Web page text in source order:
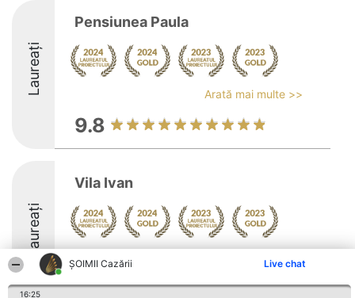
ȘOIMII Cazării Live chat
16:25
Laureați
Pensiunea Paula
Arată mai multe >>
9.8
Laureați
Vila Ivan
9.4